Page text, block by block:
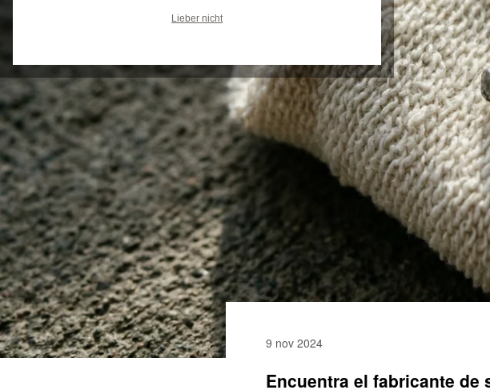
Lieber nicht
9 nov 2024
Encuentra el fabricante de